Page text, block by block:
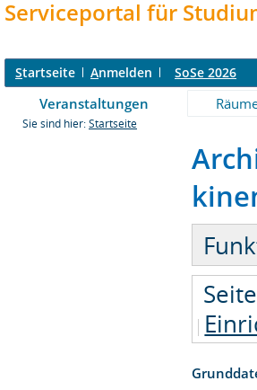
Serviceportal für
Startseite Anmelden SoSe 2026
Veranstaltungen
Sie sind hier: Startseite